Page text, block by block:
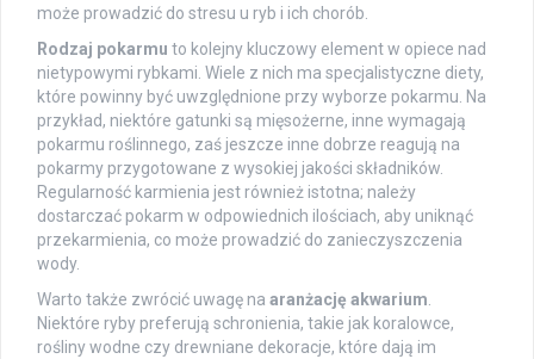
może prowadzić do stresu u ryb i ich chorób.
Rodzaj pokarmu to kolejny kluczowy element w opiece nad
nietypowymi rybkami. Wiele z nich ma specjalistyczne diety,
które powinny być uwzględnione przy wyborze pokarmu. Na
przykład, niektóre gatunki są mięsożerne, inne wymagają
pokarmu roślinnego, zaś jeszcze inne dobrze reagują na
pokarmy przygotowane z wysokiej jakości składników.
Regularność karmienia jest również istotna; należy
dostarczać pokarm w odpowiednich ilościach, aby uniknąć
przekarmienia, co może prowadzić do zanieczyszczenia
wody.
Warto także zwrócić uwagę na aranżację akwarium
Niektóre ryby preferują schronienia, takie jak koralowce,
rośliny wodne czy drewniane dekoracje, które dają im